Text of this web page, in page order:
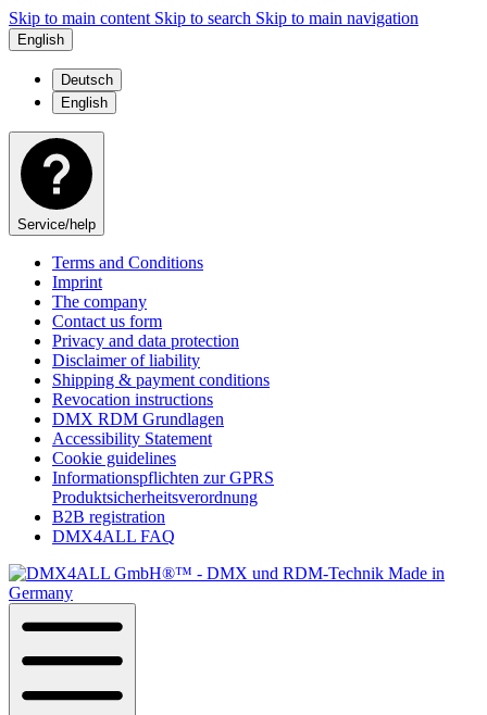
Skip to main content Skip to search Skip to main navigation
English
Deutsch
English
Service/help
Terms and Conditions
Imprint
The company
Contact us form
Privacy and data protection
Disclaimer of liability
Shipping & payment conditions
Revocation instructions
DMX RDM Grundlagen
Accessibility Statement
Cookie guidelines
Informationspflichten zur GPRS
Produktsicherheitsverordnung
B2B registration
DMX4ALL FAQ